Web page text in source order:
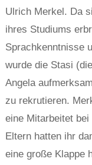
Ulrich Merkel. Da
ihres Studiums
Sprachkenntnisse
wurde die Stasi
Angela
zu rekrutieren.
eine Mitarbeitet
Eltern hatten ihr
eine große Klappe